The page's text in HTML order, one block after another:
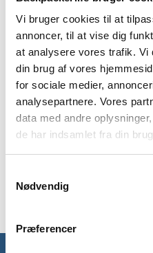
Vi bruger cookies til at
annoncer, til at vise dig
at analysere vores trafik. Vi
din brug af vores
for sociale medier,
analysepartnere. Vores
data med andre
de har indsamlet fra din
Nødvendig
Præferencer
BESKRIVELSE
BRAND
Grå Gidding polo t-shirt fra
have en pæn og praktisk trøje
egenskab nemlig, at den er
ud for en lille byge eller sved
hurtigt igen. Den har korte
igennem, når man skal have den